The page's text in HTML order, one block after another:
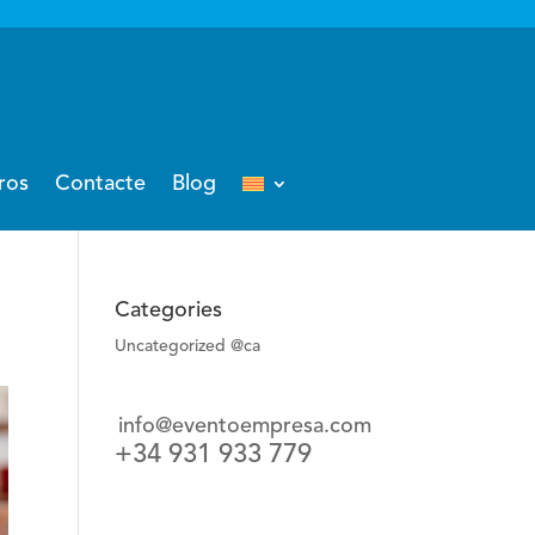
Contacte Blog
Categories
Uncategorized @ca
info@eventoempresa.com
+34 931 933 779